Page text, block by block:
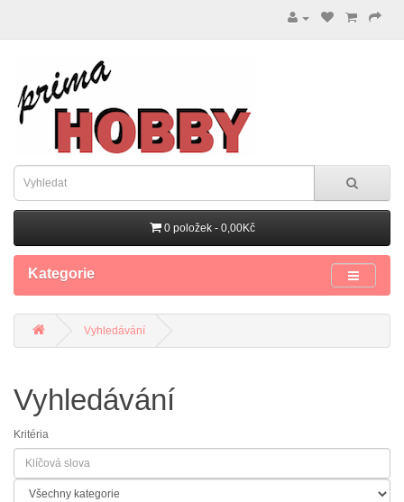
0 položek - 0,00Kč
Kategorie
Vyhledávání
Vyhledávání
Kritéria